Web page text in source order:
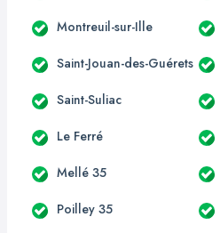
Montreuil-sur-Ille
Saint-Jouan-des-Guérets
Saint-Suliac
Le Ferré
Mellé 35
Poilley 35